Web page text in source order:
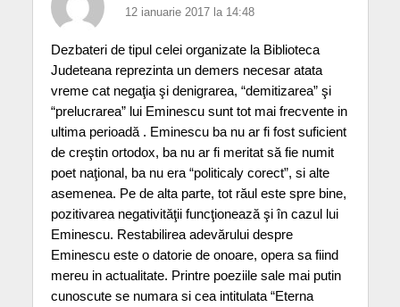
12 ianuarie 2017 la 14:48
Dezbateri de tipul celei organizate la Biblioteca
Judeteana reprezinta un demers necesar atata
vreme cat negaţia şi denigrarea, “demitizarea” şi
“prelucrarea” lui Eminescu sunt tot mai frecvente in
ultima perioadă . Eminescu ba nu ar fi fost suficient
de creştin ortodox, ba nu ar fi meritat să fie numit
poet naţional, ba nu era “politicaly corect”, si alte
asemenea. Pe de alta parte, tot răul este spre bine,
pozitivarea negativităţii funcţionează şi în cazul lui
Eminescu. Restabilirea adevărului despre
Eminescu este o datorie de onoare, opera sa fiind
mereu in actualitate. Printre poeziile sale mai putin
cunoscute se numara si cea intitulata “Eterna